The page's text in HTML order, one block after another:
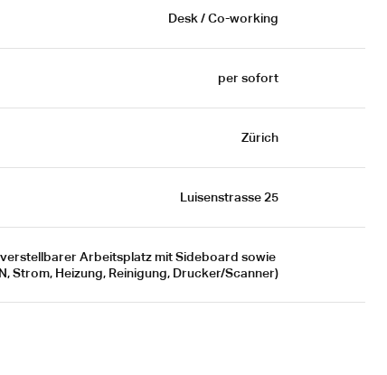
Desk / Co-working
per sofort
Zürich
Luisenstrasse 25
Arbeitsplatz mit Sideboard sowie
Strom, Heizung, Reinigung, Drucker/Scanner)